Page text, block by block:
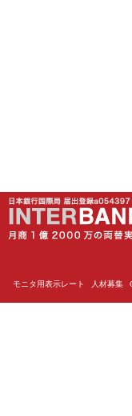
モニタ用表示レート 人材募集